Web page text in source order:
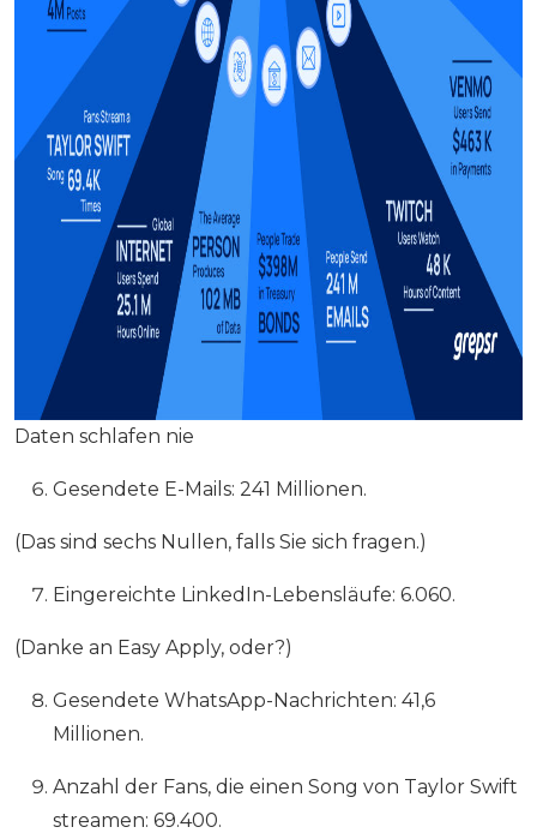
Daten schlafen nie
Gesendete E-Mails: 241 Millionen.
(Das sind sechs Nullen, falls Sie sich fragen.)
Eingereichte LinkedIn-Lebensläufe: 6.060.
(Danke an Easy Apply, oder?)
Gesendete WhatsApp-Nachrichten: 41,6
Millionen.
Anzahl der Fans, die einen Song von Taylor Swift
streamen: 69.400.